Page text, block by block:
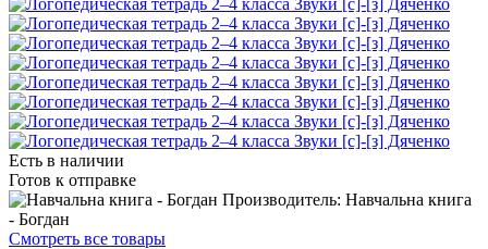
Есть в наличии
Готов к отправке
Производитель: Навчальна книга
- Богдан
Смотреть все товары